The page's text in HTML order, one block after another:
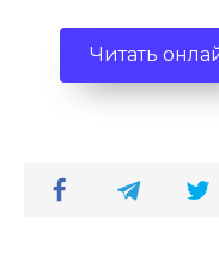
Читать